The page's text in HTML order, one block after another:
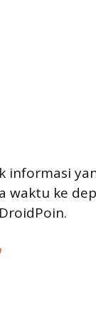
informasi
waktu ke